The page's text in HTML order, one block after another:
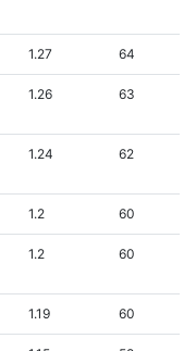
1.27 64
1.26 63
1.24 62
1.2 60
1.2 60
1.19 60